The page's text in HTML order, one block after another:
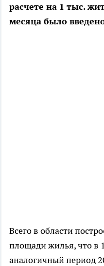
расчете на 1 тыс.
месяца было
Всего в области
площади жилья, что в
аналогичный период